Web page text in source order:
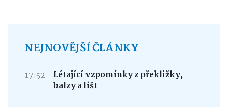
NEJNOVĚJŠÍ ČLÁNKY
17:52
Létající vzpomínky z překližky,
balzy a lišt